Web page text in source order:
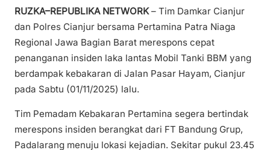
RUZKA–REPUBLIKA NETWORK– Tim Damkar Cianjur
dan Polres Cianjur bersama Pertamina Patra Niaga
Regional Jawa Bagian Barat merespons cepat
penanganan insiden laka lantas Mobil Tanki BBM yang
berdampak kebakaran di Jalan Pasar Hayam, Cianjur
pada Sabtu (01/11/2025) lalu.
Tim Pemadam Kebakaran Pertamina segera bertindak
merespons insiden berangkat dari FT Bandung Grup,
Padalarang menuju lokasi kejadian. Sekitar pukul 23.45